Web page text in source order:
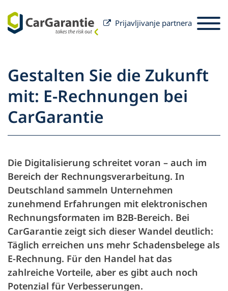
Prijavljivanje partnera
Partneri
Vlasnik vozila
Usluga i podrška
Partneri
Vlasnik vozila
O društvu CarGarantie
Gestalten Sie die Zukunft
mit: E-Rechnungen bei
CarGarantie
Die Digitalisierung schreitet voran – auch im
Bereich der Rechnungsverarbeitung. In
Deutschland sammeln Unternehmen
zunehmend Erfahrungen mit elektronischen
Rechnungsformaten im B2B-Bereich. Bei
CarGarantie zeigt sich dieser Wandel deutlich:
Täglich erreichen uns mehr Schadensbelege als
E-Rechnung. Für den Handel hat das
zahlreiche Vorteile, aber es gibt auch noch
Potenzial für Verbesserungen.